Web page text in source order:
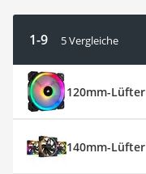
1-9 5 Vergleiche
120mm-Lüfter
140mm-Lüfter